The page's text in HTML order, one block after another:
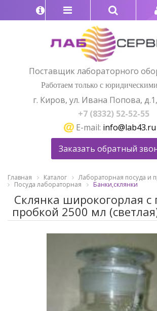
Поставщик лабораторного
Работаем только с
г. Киров, ул. Ивана Попова,
+7 (8332) 52-52-55
E-mail: info@lab43.ru
Заказать обратный
Главная Каталог
Лабораторная посуда и
Посуда лабораторная
Банки,склянки
Склянка широкогорлая с
пробкой 2500 мл